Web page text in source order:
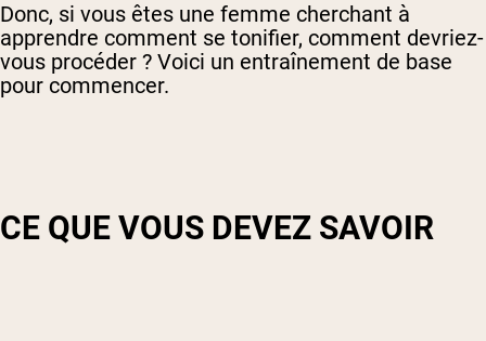
Donc, si vous êtes une femme cherchant à
apprendre comment se tonifier, comment devriez-
vous procéder ? Voici un entraînement de base
pour commencer.
CE QUE VOUS DEVEZ SAVOIR